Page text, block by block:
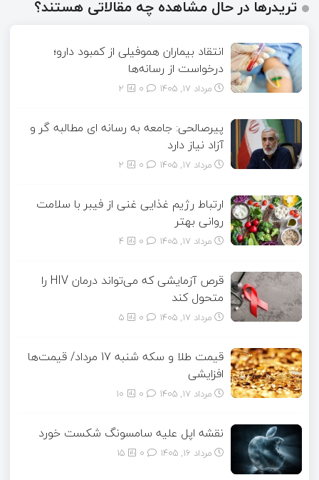
تریدرها در حال مشاهده چه مقالاتی هستند؟
انتقاد بیماران هموفیلی از کمبود دارو؛
درخواست از رسانه‌ها
مرداد ۱۷, ۱۴۰۵ 2
پیرصالحی: جامعه به رسانه ای مطالبه گر و
آزاد نیاز دارد
مرداد ۱۷, ۱۴۰۵ 2
ارتباط رژیم غذایی غنی از فیبر با سلامت
روانی بهتر
مرداد ۱۷, ۱۴۰۵ 4
قرص آزمایشی که می‌تواند درمان HIV را
متحول کند
مرداد ۱۷, ۱۴۰۵ 5
قیمت طلا و سکه شنبه 17 مرداد/ قیمت‌ها
افزایشی
مرداد ۱۷, ۱۴۰۵ 10
نقشه اپل علیه سامسونگ شکست خورد
مرداد ۱۶, ۱۴۰۵ 15